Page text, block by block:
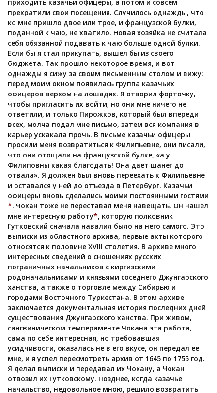
приходить казачьи офицеры, а потом и совсем
прекратили свои посещения. Случилось однажды, что
ко мне пришло двое или трое, и французской булки,
поданной к чаю, не хватило. Новая хозяйка не считала
себя обязанной подавать к чаю больше одной булки.
Если бы я стал прикупать, вышел бы из своего
бюджета. Так прошло некоторое время, и вот
однажды я сижу за своим письменным столом и вижу:
перед моим окном появилась группа казачьих
офицеров верхом на лошадях. Я отворил форточку,
чтобы пригласить их войти, но они мне ничего не
ответили, и только Пирожков, который был впереди
всех, молча подал мне письмо, затем вся компания в
карьер ускакала прочь. В письме казачьи офицеры
просили меня возвратиться к Филипьевне, они писали,
что они отощали на французской булке, «а у
Филиповны какая благодать! Она дает шанег до
отвала». Я должен был вновь переехать к Филипьевне
и оставался у ней до отъезда в Петербург. Казачьи
офицеры вновь сделались моими постоянными гостями
*. Чокан тоже не переставал меня навещать. Он нашел
мне интересную работу*, которую полковник
Гутковский сначала навалил было на него самого. Это
выписки из областного архива, первые акты которого
относятся к половине XVIII столетия. В архиве много
интересных сведений о сношениях русских
пограничных начальников с киргизскими
родоначальниками и князьями соседнего Джунгарского
ханства, а также о торговле между Сибирью и
городами Восточного Туркестана. В этом архиве
заключается документальная история последних дней
существования Джунгарского ханства. При живом,
сангвиническом темпераменте Чокана эта работа,
сама по себе интересная, но требовавшая
усидчивости, оказалась не в его вкусе, он передал ее
мне, и я успел пересмотреть архив от 1645 по 1755 год.
Я делал выписки и передавал их Чокану, а Чокан
отвозил их Гутковскому. Позднее, когда казачье
начальство, недовольное мною, решило возвратить